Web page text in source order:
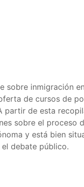
sobre inmigración
de cursos de
partir de esta
sobre el proceso
y está bien
debate público.